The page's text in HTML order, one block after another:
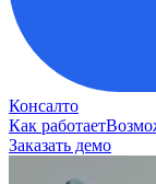
Консалто
Как работает
Заказать демо